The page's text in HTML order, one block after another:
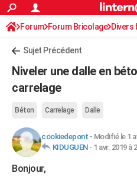
ACTUALITÉS
Politique
Société
Faits Divers
Education
Monde
Villes
+
Programme TV
Streaming
Sorties cinéma
FINANCE
Retraite
Impôts
Epargne
Immobilier
Risques naturels par ville
Banque
Assurance
Crédit
AUTO
Essais
Réserver un essai
Citadines
Berlines
SUV
Forum auto
HIGH-TECH
Mobiles
Meilleur smartphone
Internet
Ordinateurs
Jeux vidéo
Guide high-tech
BRICOLAGE
Forum Forum Bricolage Divers
Sujet Précédent
Niveler une dalle en
carrelage
Béton Carrelage Dalle
cookiedepont - Modifié le 1
KIDUGUEN- 1 avr. 2019 à
Bonjour,